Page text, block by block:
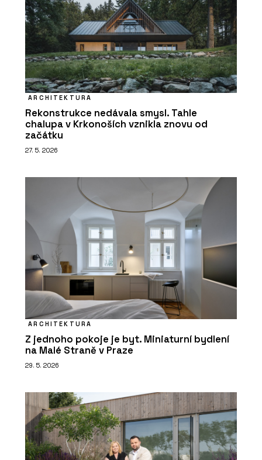
ARCHITEKTURA
Rekonstrukce nedávala smysl. Tahle
chalupa v Krkonoších vznikla znovu od
začátku
27. 5. 2026
ARCHITEKTURA
Z jednoho pokoje je byt. Miniaturní bydlení
na Malé Straně v Praze
29. 5. 2026